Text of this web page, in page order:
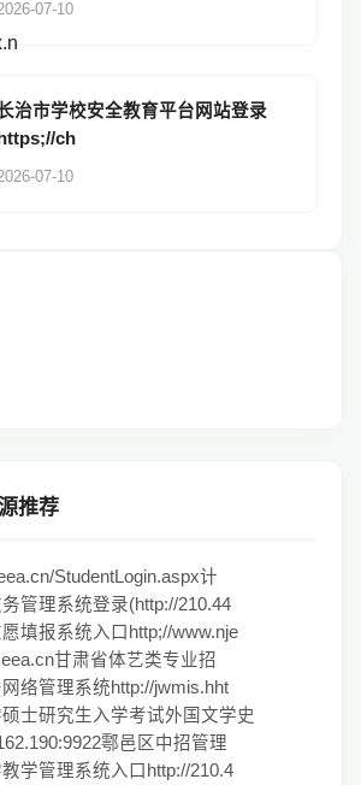
07-10
治市学校安全教育平台网站登录
https;//ch
07-10
推荐
StudentLogin.aspx计
管理系统登录(http://210.44
填报系统入口http;//www.nje
甘肃省体艺类专业招
络管理系统http://jwmis.hht
士研究生入学考试外国文学史
鄠邑区中招管理
学管理系统入口http://210.4